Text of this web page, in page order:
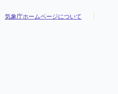
気象庁ホームページについて